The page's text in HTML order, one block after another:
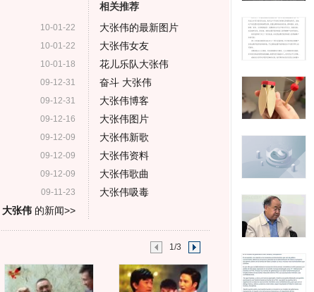
10-01-22
10-01-22
10-01-18
09-12-31
09-12-31
09-12-16
09-12-09
09-12-09
09-12-09
09-11-23
大张伟的新闻>>
相关推荐
大张伟的最新图片
大张伟女友
花儿乐队大张伟
奋斗 大张伟
大张伟博客
大张伟图片
大张伟新歌
大张伟资料
大张伟歌曲
大张伟吸毒
1/3